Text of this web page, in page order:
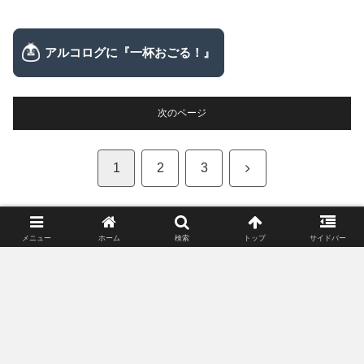
次のページ
1 2 3 次
へ
【お猪口・ぐい呑み】売れ筋ランキング
メニュー ホーム 検索 トップ サイドバー